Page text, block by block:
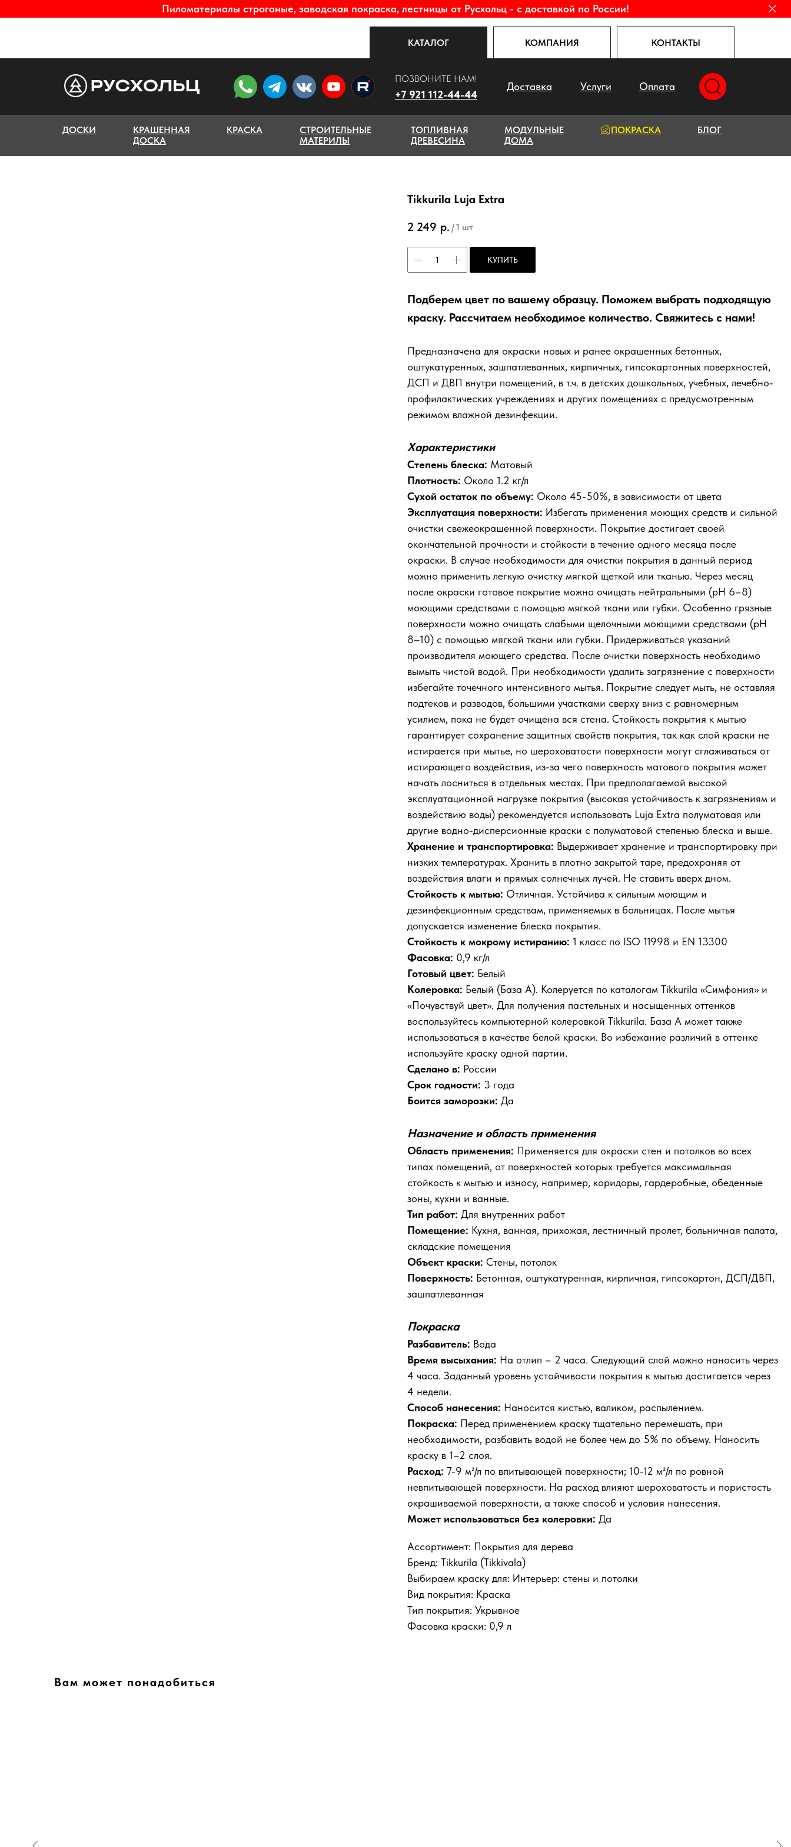
Пиломатериалы строганые, заводская покраска, лестницы от Русхольц - с доставкой по России!
ПОЗВОНИТЕ НАМ!
КУпить билет
+7 921 112-44-44
КАТАЛОГ КОНТАКТЫ
КОМПАНИЯ
Доставка Услуги Оплата
ДОСКИ
СТРОИТЕЛЬНЫЕ
МАТЕРИЛЫ
КРАСКА
ТОПЛИВНАЯ
ДРЕВЕСИНА
МОДУЛЬНЫЕ
ДОМА
БЛОГ
КРАШЕННАЯ
ДОСКА
ПОКРАСКА
Tikkurila Luja Extra
2 249 р. /1 шт
КУПИТЬ
Подберем цвет по вашему образцу. Поможем выбрать подходящую
краску. Рассчитаем необходимое количество. Свяжитесь с нами!
Предназначена для окраски новых и ранее окрашенных бетонных,
оштукатуренных, зашпатлеванных, кирпичных, гипсокартонных поверхностей,
ДСП и ДВП внутри помещений, в т.ч. в детских дошкольных, учебных, лечебно-
профилактических учреждениях и других помещениях с предусмотренным
режимом влажной дезинфекции.
Характеристики
Степень блеска: Матовый
Плотность: Около 1.2 кг/л
Сухой остаток по объему: Около 45-50%, в зависимости от цвета
Эксплуатация поверхности: Избегать применения моющих средств и сильной
очистки свежеокрашенной поверхности. Покрытие достигает своей
окончательной прочности и стойкости в течение одного месяца после
окраски. В случае необходимости для очистки покрытия в данный период
можно применить легкую очистку мягкой щеткой или тканью. Через месяц
после окраски готовое покрытие можно очищать нейтральными (pH 6–8)
моющими средствами с помощью мягкой ткани или губки. Особенно грязные
поверхности можно очищать слабыми щелочными моющими средствами (pH
8–10) с помощью мягкой ткани или губки. Придерживаться указаний
производителя моющего средства. После очистки поверхность необходимо
вымыть чистой водой. При необходимости удалить загрязнение с поверхности
избегайте точечного интенсивного мытья. Покрытие следует мыть, не оставляя
подтеков и разводов, большими участками сверху вниз с равномерным
усилием, пока не будет очищена вся стена. Стойкость покрытия к мытью
гарантирует сохранение защитных свойств покрытия, так как слой краски не
истирается при мытье, но шероховатости поверхности могут сглаживаться от
истирающего воздействия, из-за чего поверхность матового покрытия может
начать лосниться в отдельных местах. При предполагаемой высокой
эксплуатационной нагрузке покрытия (высокая устойчивость к загрязнениям и
воздействию воды) рекомендуется использовать Luja Extra полуматовая или
другие водно-дисперсионные краски с полуматовой степенью блеска и выше.
Хранение и транспортировка: Выдерживает хранение и транспортировку при
низких температурах. Хранить в плотно закрытой таре, предохраняя от
воздействия влаги и прямых солнечных лучей. Не ставить вверх дном.
Стойкость к мытью: Отличная. Устойчива к сильным моющим и
дезинфекционным средствам, применяемых в больницах. После мытья
допускается изменение блеска покрытия.
Стойкость к мокрому истиранию: 1 класс по ISO 11998 и EN 13300
Фасовка: 0,9 кг/л
Готовый цвет: Белый
Колеровка: Белый (База A). Колеруется по каталогам Tikkurila «Симфония» и
«Почувствуй цвет». Для получения пастельных и насыщенных оттенков
воспользуйтесь компьютерной колеровкой Tikkurila. База A может также
использоваться в качестве белой краски. Во избежание различий в оттенке
используйте краску одной партии.
Сделано в: России
Срок годности: 3 года
Боится заморозки: Да
Назначение и область применения
Область применения: Применяется для окраски стен и потолков во всех
типах помещений, от поверхностей которых требуется максимальная
стойкость к мытью и износу, например, коридоры, гардеробные, обеденные
зоны, кухни и ванные.
Тип работ: Для внутренних работ
Помещение: Кухня, ванная, прихожая, лестничный пролет, больничная палата,
складские помещения
Объект краски: Стены, потолок
Поверхность: Бетонная, оштукатуренная, кирпичная, гипсокартон, ДСП/ДВП,
зашпатлеванная
Покраска
Разбавитель: Вода
Время высыхания: На отлип – 2 часа. Следующий слой можно наносить через
4 часа. Заданный уровень устойчивости покрытия к мытью достигается через
4 недели.
Способ нанесения: Наносится кистью, валиком, распылением.
Покраска: Перед применением краску тщательно перемешать, при
необходимости, разбавить водой не более чем до 5% по объему. Наносить
краску в 1–2 слоя.
Расход: 7-9 м²/л по впитывающей поверхности; 10-12 м²/л по ровной
невпитывающей поверхности. На расход влияют шероховатость и пористость
окрашиваемой поверхности, а также способ и условия нанесения.
Может использоваться без колеровки: Да
Ассортимент: Покрытия для дерева
Бренд: Tikkurila (Tikkivala)
Выбираем краску для: Интерьер: стены и потолки
Вид покрытия: Краска
Тип покрытия: Укрывное
Фасовка краски: 0,9 л
Вам может понадобиться